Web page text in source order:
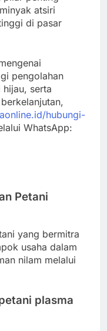
atsiri
di pasar
pengolahan
serta
hubungi-
WhatsApp:
Petani
yang bermitra
usaha dalam
nilam melalui
plasma